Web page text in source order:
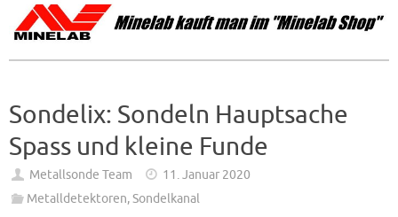
Sondelix: Sondeln Hauptsache
Spass und kleine Funde
Metallsonde Team
11. Januar 2020
Metalldetektoren,Sondelkanal